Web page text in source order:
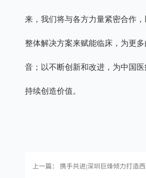
来，我们将与各方力量紧密合作
整体解决方案来赋能临床，为更
音；以不断创新和改进，为中国
持续创造价值。
上一篇： 携手共进|深圳巨烽倾力打造